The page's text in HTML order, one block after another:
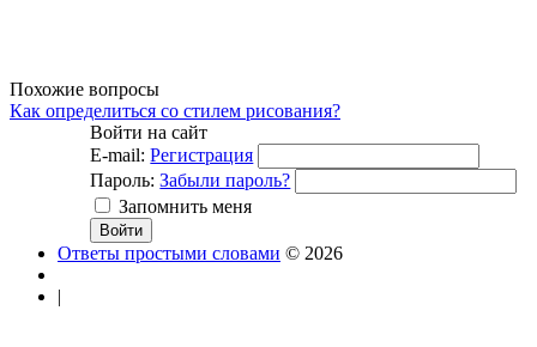
Похожие вопросы
Как определиться со стилем рисования?
Войти на сайт
E-mail: Регистрация
Пароль: Забыли пароль?
Запомнить меня
Ответы простыми словами © 2026
|